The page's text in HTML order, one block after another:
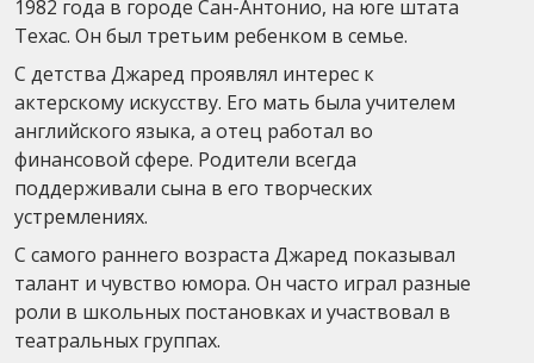
1982 года в городе Сан-Антонио, на юге штата
Техас. Он был третьим ребенком в семье.
С детства Джаред проявлял интерес к
актерскому искусству. Его мать была учителем
английского языка, а отец работал во
финансовой сфере. Родители всегда
поддерживали сына в его творческих
устремлениях.
С самого раннего возраста Джаред показывал
талант и чувство юмора. Он часто играл разные
роли в школьных постановках и участвовал в
театральных группах.